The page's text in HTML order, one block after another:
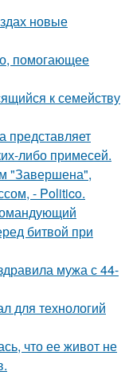
новые
помогающее
к семейству
представляет
либо примесей.
"Завершена",
- Politico.
битвой при
мужа с 44-
для технологий
что ее живот не